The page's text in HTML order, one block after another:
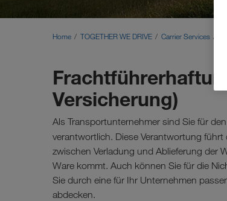
Home TOGETHER WE DRIVE Carrier Services
Versicherung)
Als Transportunternehmer sind Sie für
verantwortlich. Diese Verantwortung führt
zwischen Verladung und Ablieferung der
Ware kommt. Auch können Sie für die
Sie durch eine für Ihr Unternehmen
abdecken.